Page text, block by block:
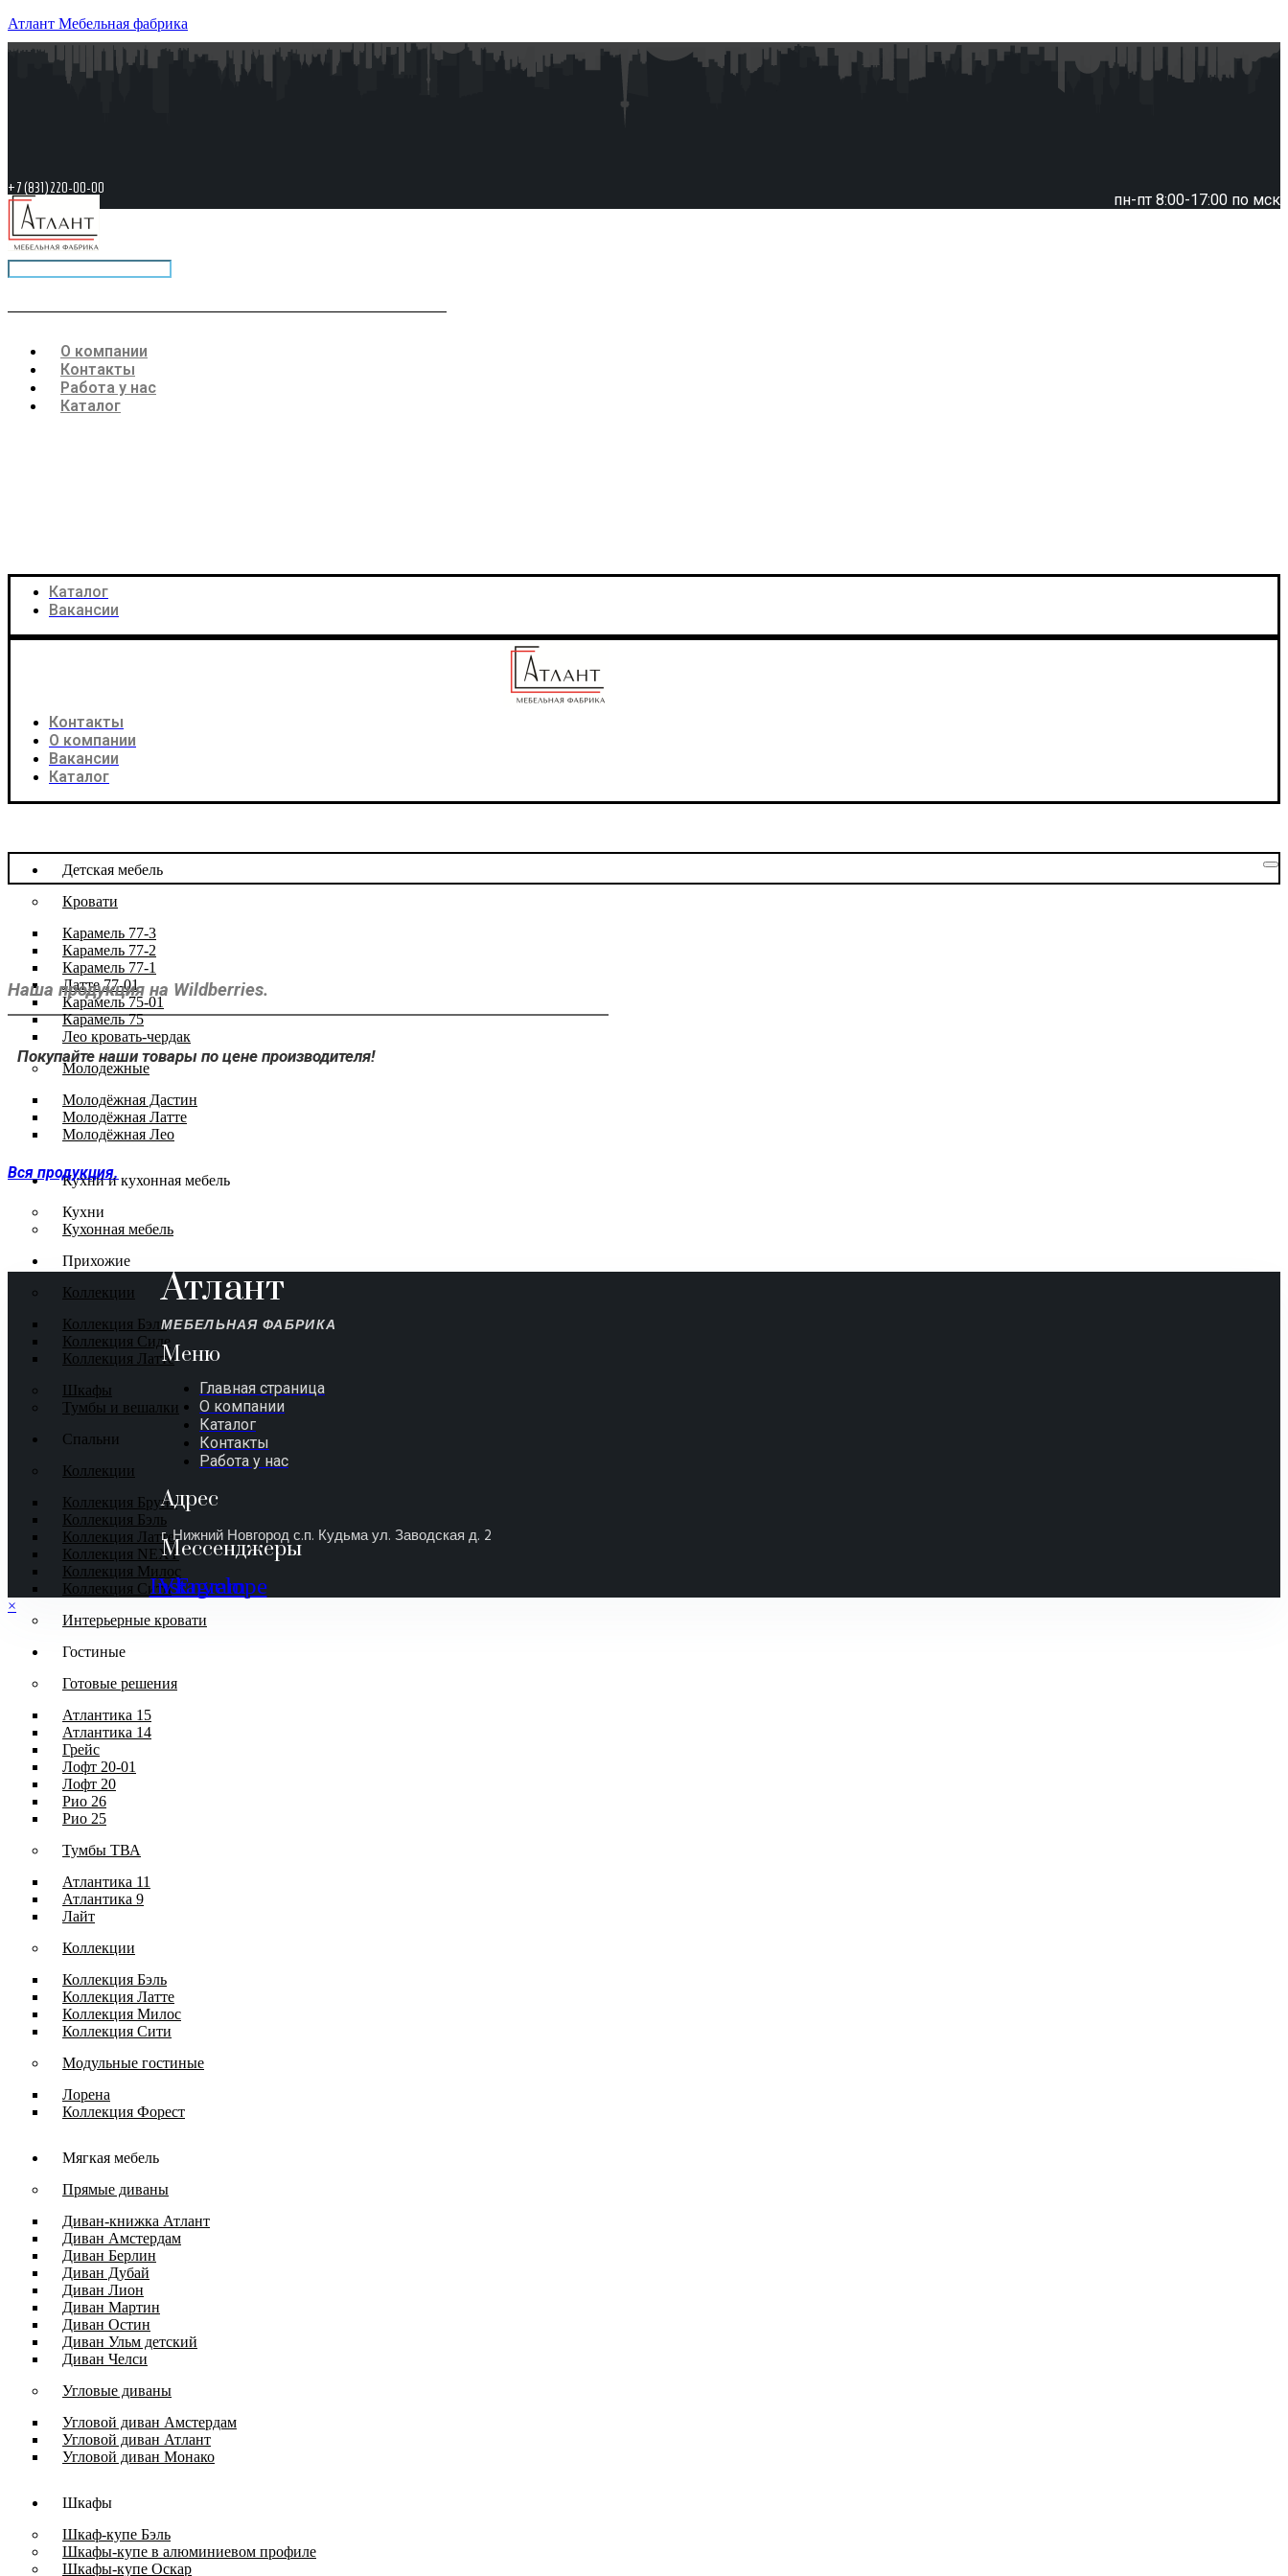
Перейти
к
содержимому
Атлант Мебельная фабрика
+7 (831) 220-00-00
пн-пт 8:00-17:00 по мск
Меню
О компании
Контакты
Работа у нас
Каталог
Каталог
Вакансии
Контакты
О компании
Вакансии
Каталог
Детская мебель
Кровати
Карамель 77-3
Карамель 77-2
Карамель 77-1
Латте 77-01
Карамель 75-01
Карамель 75
Лео кровать-чердак
Молодежные
Молодёжная Дастин
Молодёжная Латте
Молодёжная Лео
Кухни и кухонная мебель
Кухни
Кухонная мебель
Прихожие
Коллекции
Коллекция Бэль
Коллекция Сиде
Коллекция Латте
Шкафы
Тумбы и вешалки
Спальни
Коллекции
Коллекция Бруно
Коллекция Бэль
Коллекция Латте
Коллекция NEXT
Коллекция Милос
Коллекция Сити
Интерьерные кровати
Гостиные
Готовые решения
Атлантика 15
Атлантика 14
Грейс
Лофт 20-01
Лофт 20
Рио 26
Рио 25
Тумбы ТВА
Атлантика 11
Атлантика 9
Лайт
Коллекции
Коллекция Бэль
Коллекция Латте
Коллекция Милос
Коллекция Сити
Модульные гостиные
Лорена
Коллекция Форест
Мягкая мебель
Прямые диваны
Диван-книжка Атлант
Диван Амстердам
Диван Берлин
Диван Дубай
Диван Лион
Диван Мартин
Диван Остин
Диван Ульм детский
Диван Челси
Угловые диваны
Угловой диван Амстердам
Угловой диван Атлант
Угловой диван Монако
Шкафы
Шкаф-купе Бэль
Шкафы-купе в алюминиевом профиле
Шкафы-купе Оскар
Наша продукция на Wildberries.
Покупайте наши товары по цене производителя!
Вся продукция.
Атлант
МЕБЕЛЬНАЯ ФАБРИКА
Меню
Главная страница
О компании
Каталог
Контакты
Работа у нас
Адрес
г. Нижний Новгород с.п. Кудьма ул. Заводская д. 2
Мессенджеры
Vk
Instagram
Envelope
×